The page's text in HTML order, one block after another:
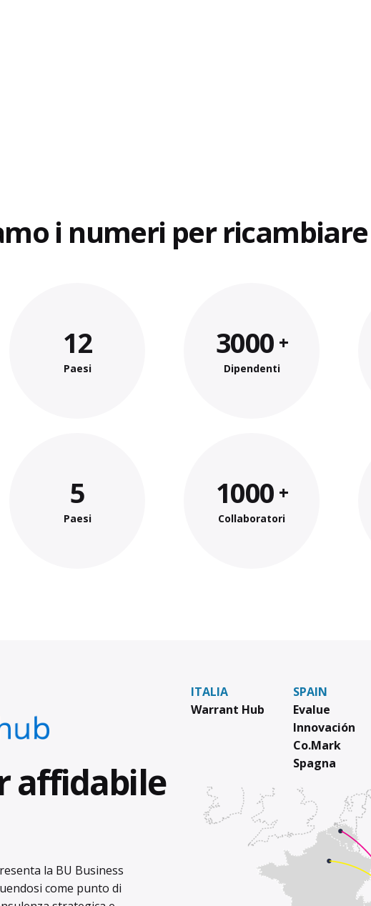
i numeri per
12
Paesi
3000
Dipendenti
5
Paesi
1000
Collaboratori
affidabile
la BU Business
come punto di
ITALIA
Warrant Hub
SPAIN
Evalue
Innovación
Co.Mark
Spagna